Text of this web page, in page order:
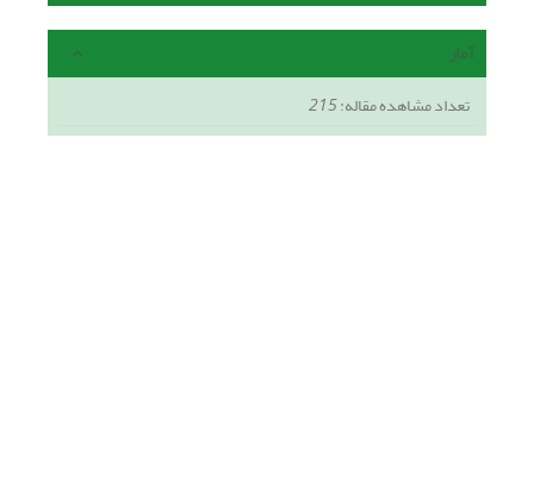
آمار
تعداد مشاهده مقاله:215